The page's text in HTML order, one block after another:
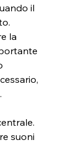
il
la
suoni